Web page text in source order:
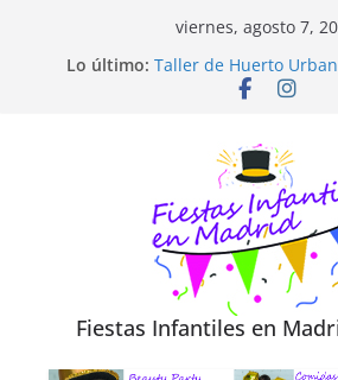
viernes, agosto 7,
Lo último:
Diseño de Moda y
Taller de Huerto
TALLER FOTOGRAFÍA
Trivial Virtual para niños
Fiestas Infantiles en